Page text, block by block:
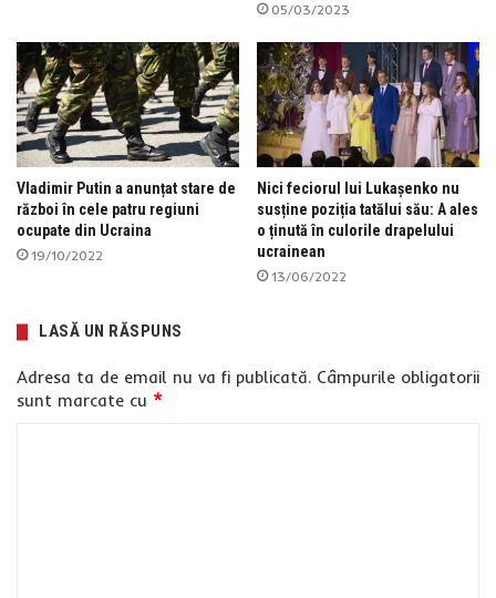
05/03/2023
Vladimir Putin a anunțat stare de
război în cele patru regiuni
ocupate din Ucraina
19/10/2022
Nici feciorul lui Lukașenko nu
susține poziția tatălui său: A ales
o ținută în culorile drapelului
ucrainean
13/06/2022
LASĂ UN RĂSPUNS
Adresa ta de email nu va fi publicată. Câmpurile obligatorii
sunt marcate cu *